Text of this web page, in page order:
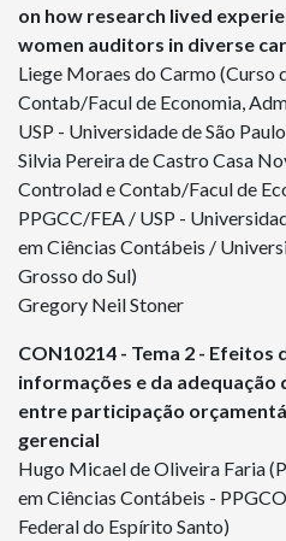
on how research lived
women auditors in diverse
Liege Moraes do Carmo (Curso
Contab/Facul de Economia,
USP - Universidade de São
Silvia Pereira de Castro Casa
Controlad e Contab/Facul de
PPGCC/FEA / USP -
em Ciências Contábeis /
Grosso do Sul)
Gregory Neil Stoner
CON10214 - Tema 2 -
informações e da adequação
entre participação
gerencial
Hugo Micael de Oliveira Faria
em Ciências Contábeis -
Federal do Espírito Santo)